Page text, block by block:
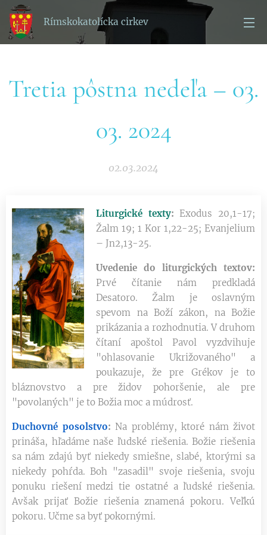
Rímskokatolícka cirkev
Tretia pôstna nedeľa – 03.
03. 2024
02.03.2024
Liturgické texty: Exodus 20,1-17;
Žalm 19; 1 Kor 1,22-25; Evanjelium
– Jn2,13-25.
Uvedenie do liturgických textov:
Prvé čítanie nám predkladá
Desatoro. Žalm je oslavným
spevom na Boží zákon, na Božie
prikázania a rozhodnutia. V druhom
čítaní apoštol Pavol vyzdvihuje
"ohlasovanie Ukrižovaného" a
poukazuje, že pre Grékov je to
bláznovstvo a pre židov pohoršenie, ale pre
"povolaných" je to Božia moc a múdrosť.
Duchovné posolstvo: Na problémy, ktoré nám život
prináša, hľadáme naše ľudské riešenia. Božie riešenia
sa nám zdajú byť niekedy smiešne, slabé, ktorými sa
niekedy pohŕda. Boh "zasadil" svoje riešenia, svoju
ponuku riešení medzi tie ostatné a ľudské riešenia.
Avšak prijať Božie riešenia znamená pokoru. Veľkú
pokoru. Učme sa byť pokornými.